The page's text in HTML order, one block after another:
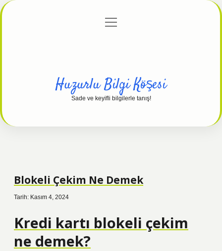
Gizlilik Politikası
menüyü
Huzurlu Bilgi Köşesi
Sade ve keyifli bilgilerle tanış!
Blokeli Çekim Ne Demek
Tarih: Kasım 4, 2024
Kredi kartı blokeli çekim
ne demek?